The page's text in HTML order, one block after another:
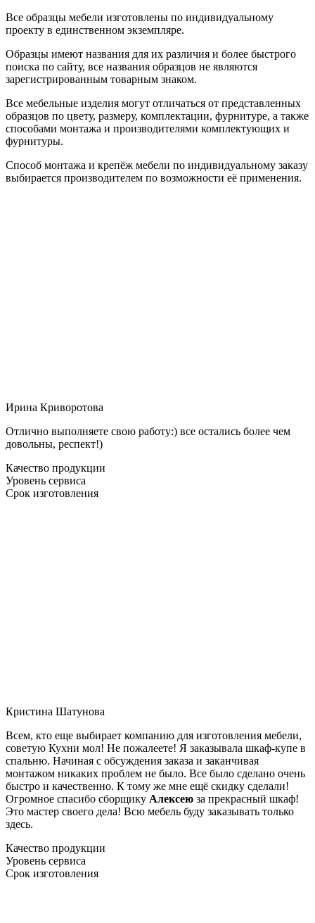
Все образцы мебели изготовлены по индивидуальному
проекту в единственном экземпляре.
Образцы имеют названия для их различия и более быстрого
поиска по сайту, все названия образцов не являются
зарегистрированным товарным знаком.
Все мебельные изделия могут отличаться от представленных
образцов по цвету, размеру, комплектации, фурнитуре, а также
способами монтажа и производителями комплектующих и
фурнитуры.
Способ монтажа и крепёж мебели по индивидуальному заказу
выбирается производителем по возможности её применения.
Ирина Криворотова
Отлично выполняете свою работу:) все остались более чем
довольны, респект!)
Качество продукции
Уровень сервиса
Срок изготовления
Кристина Шатунова
Всем, кто еще выбирает компанию для изготовления мебели,
советую Кухни мол! Не пожалеете! Я заказывала шкаф-купе в
спальню. Начиная с обсуждения заказа и заканчивая
монтажом никаких проблем не было. Все было сделано очень
быстро и качественно. К тому же мне ещё скидку сделали!
Огромное спасибо сборщику Алексею за прекрасный шкаф!
Это мастер своего дела! Всю мебель буду заказывать только
здесь.
Качество продукции
Уровень сервиса
Срок изготовления